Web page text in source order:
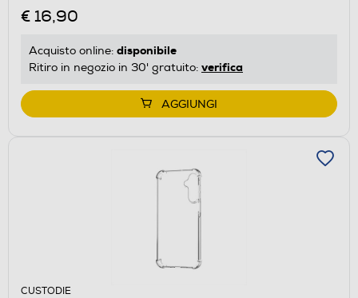
€ 16,90
Acquisto online: disponibile
Ritiro in negozio in 30' gratuito: verifica
AGGIUNGI
CUSTODIE